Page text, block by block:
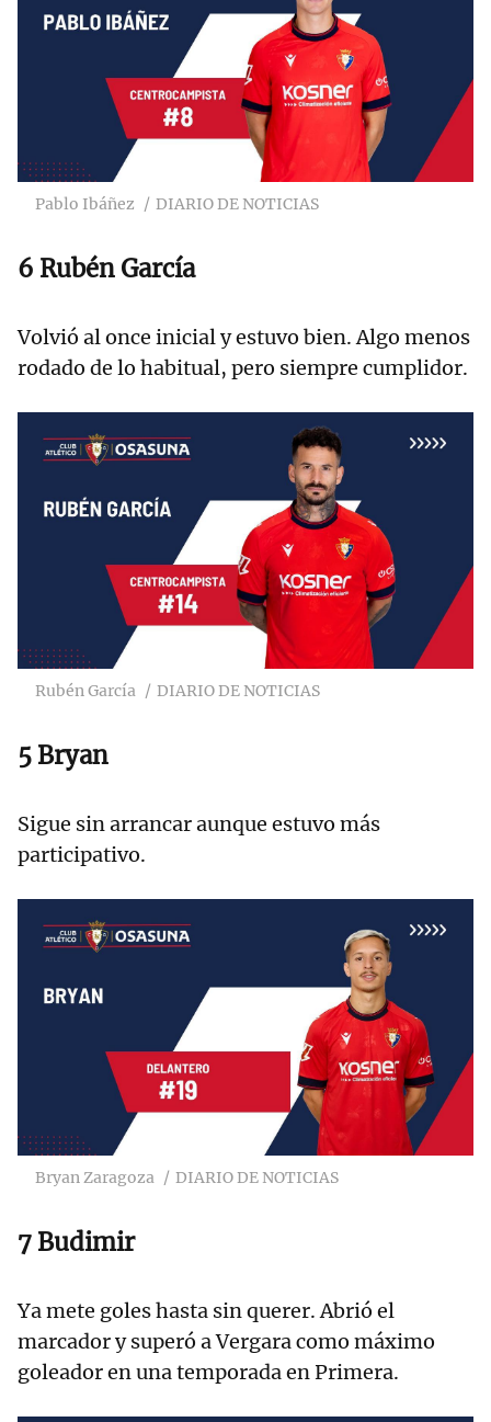
Pablo Ibáñez DIARIO DE NOTICIAS
6 Rubén García
Volvió al once inicial y estuvo bien. Algo menos
rodado de lo habitual, pero siempre cumplidor.
Rubén García DIARIO DE NOTICIAS
5 Bryan
Sigue sin arrancar aunque estuvo más
participativo.
Bryan Zaragoza DIARIO DE NOTICIAS
7 Budimir
Ya mete goles hasta sin querer. Abrió el
marcador y superó a Vergara como máximo
goleador en una temporada en Primera.